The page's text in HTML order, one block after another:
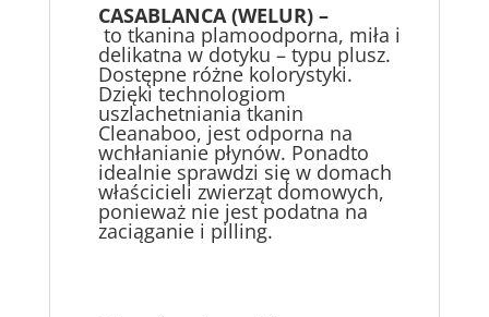
CASABLANCA (WELUR) –
to tkanina plamoodporna, miła i
delikatna w dotyku – typu plusz.
Dostępne różne kolorystyki.
Dzięki technologiom
uszlachetniania tkanin
Cleanaboo, jest odporna na
wchłanianie płynów. Ponadto
idealnie sprawdzi się w domach
właścicieli zwierząt domowych,
ponieważ nie jest podatna na
zaciąganie i pilling.